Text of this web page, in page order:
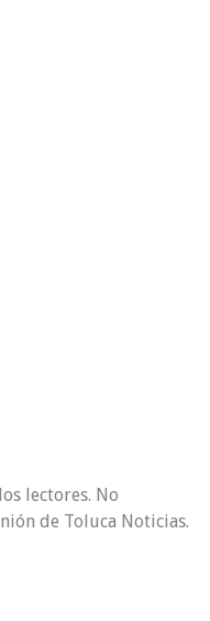
lectores. No
de Toluca Noticias.